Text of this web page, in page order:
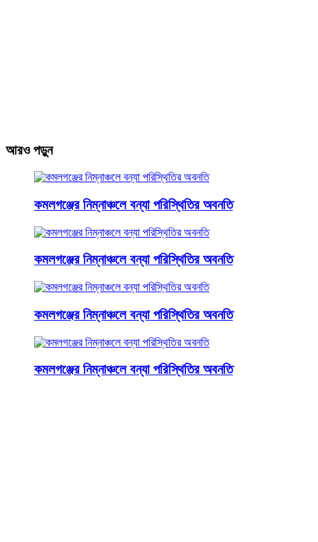
আরও পড়ুন
কমলগঞ্জের নিম্নাঞ্চলে বন্যা পরিস্থিতির অবনতি
কমলগঞ্জের নিম্নাঞ্চলে বন্যা পরিস্থিতির অবনতি
কমলগঞ্জের নিম্নাঞ্চলে বন্যা পরিস্থিতির অবনতি
কমলগঞ্জের নিম্নাঞ্চলে বন্যা পরিস্থিতির অবনতি